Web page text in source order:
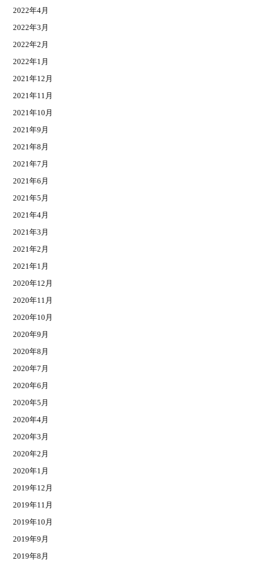
2022年4月
2022年3月
2022年2月
2022年1月
2021年12月
2021年11月
2021年10月
2021年9月
2021年8月
2021年7月
2021年6月
2021年5月
2021年4月
2021年3月
2021年2月
2021年1月
2020年12月
2020年11月
2020年10月
2020年9月
2020年8月
2020年7月
2020年6月
2020年5月
2020年4月
2020年3月
2020年2月
2020年1月
2019年12月
2019年11月
2019年10月
2019年9月
2019年8月